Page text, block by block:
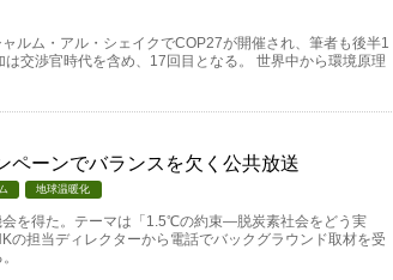
ルム・アル・シェイクでCOP27が開催され、筆者も後半1
交渉官時代を含め、17回目となる。 世界中から環境原理
ペーンでバランスを欠く公共放送
地球温暖化
を得た。テーマは「1.5℃の約束―脱炭素社会をどう実
の担当ディレクターから電話でバックグラウンド取材を受